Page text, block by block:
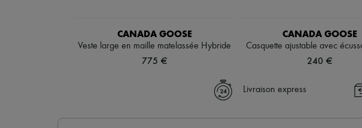
CANADA GOOSE
Veste large en maille matelassée Hybride
775 €
CANADA GOOSE
Casquette ajustable avec
240 €
Livraison express